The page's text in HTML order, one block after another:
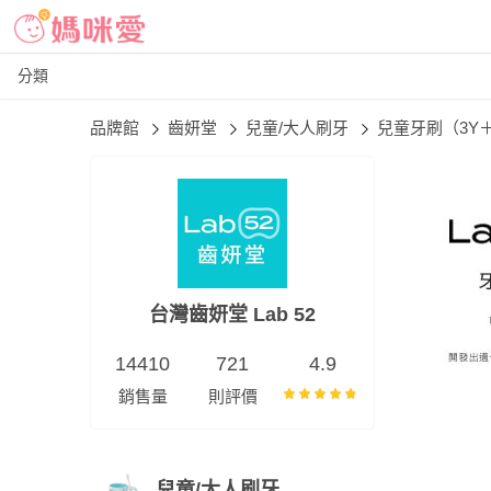
分類
品牌館 齒妍堂 兒童/大人刷牙 兒童牙刷（3Y
台灣齒妍堂 Lab 52
14410
銷售量
721
則評價
4.9